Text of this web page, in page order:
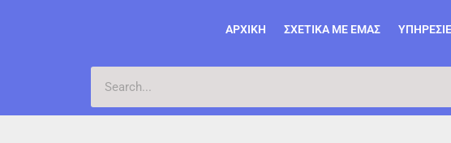
ΑΡΧΙΚΉ ΣΧΕΤΙΚΆ ΜΕ ΕΜΆΣ